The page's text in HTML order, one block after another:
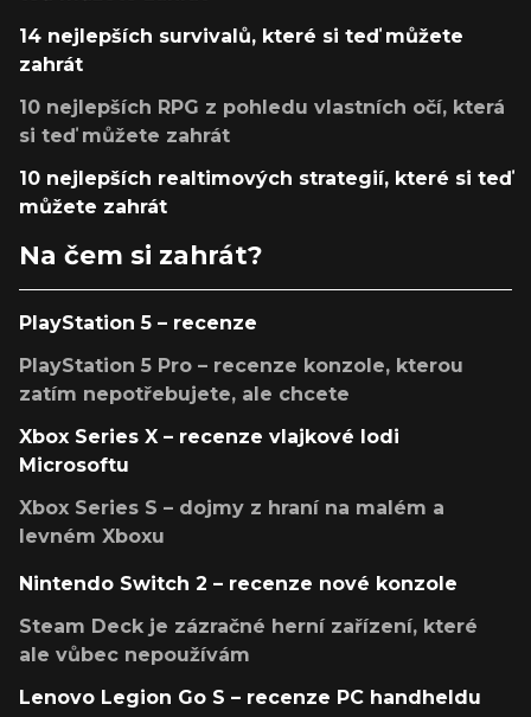
14 nejlepších survivalů, které si teď můžete
zahrát
10 nejlepších RPG z pohledu vlastních očí, která
si teď můžete zahrát
10 nejlepších realtimových strategií, které si teď
můžete zahrát
Na čem si zahrát?
PlayStation 5 – recenze
PlayStation 5 Pro – recenze konzole, kterou
zatím nepotřebujete, ale chcete
Xbox Series X – recenze vlajkové lodi
Microsoftu
Xbox Series S – dojmy z hraní na malém a
levném Xboxu
Nintendo Switch 2 – recenze nové konzole
Steam Deck je zázračné herní zařízení, které
ale vůbec nepoužívám
Lenovo Legion Go S – recenze PC handheldu